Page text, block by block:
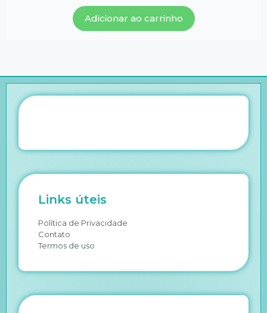
Adicionar ao carrinho
Links úteis
Política de Privacidade
Contato
Termos de uso